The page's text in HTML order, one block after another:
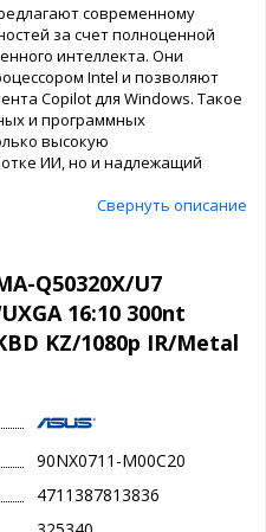
современному
за счет полноценной
интеллекта. Они
Intel и позволяют
Copilot для Windows. Такое
и программных
высокую
ИИ, но и надлежащий
Свернуть описание
Q50320X/U7
16:10 300nt
KZ/1080p IR/Metal
90NX0711-M00C20
4711387813836